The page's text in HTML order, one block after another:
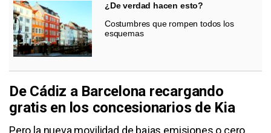
¿De verdad hacen esto?
Costumbres que rompen todos los
esquemas
De Cádiz a Barcelona recargando
gratis en los concesionarios de Kia
Pero la nueva movilidad de bajas emisiones o cero